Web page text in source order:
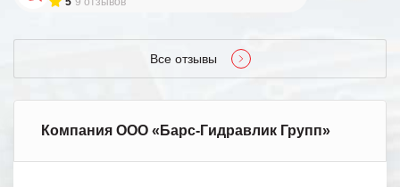
Все отзывы
Компания ООО «Барс-Гидравлик Групп»